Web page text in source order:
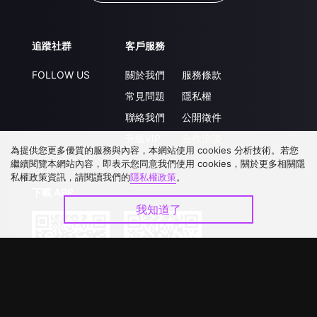
追蹤社群
FOLLOW US
客戶服務
關於我們
常見問題
聯絡我們
服務條款
隱私權
公開徵件
為提供您更多優質的服務與內容，本網站使用 cookies 分析技術。若您
繼續閱覽本網站內容，即表示您同意我們使用 cookies，關於更多相關隱
私權政策資訊，請閱讀我們的隱私權政策。
我知道了